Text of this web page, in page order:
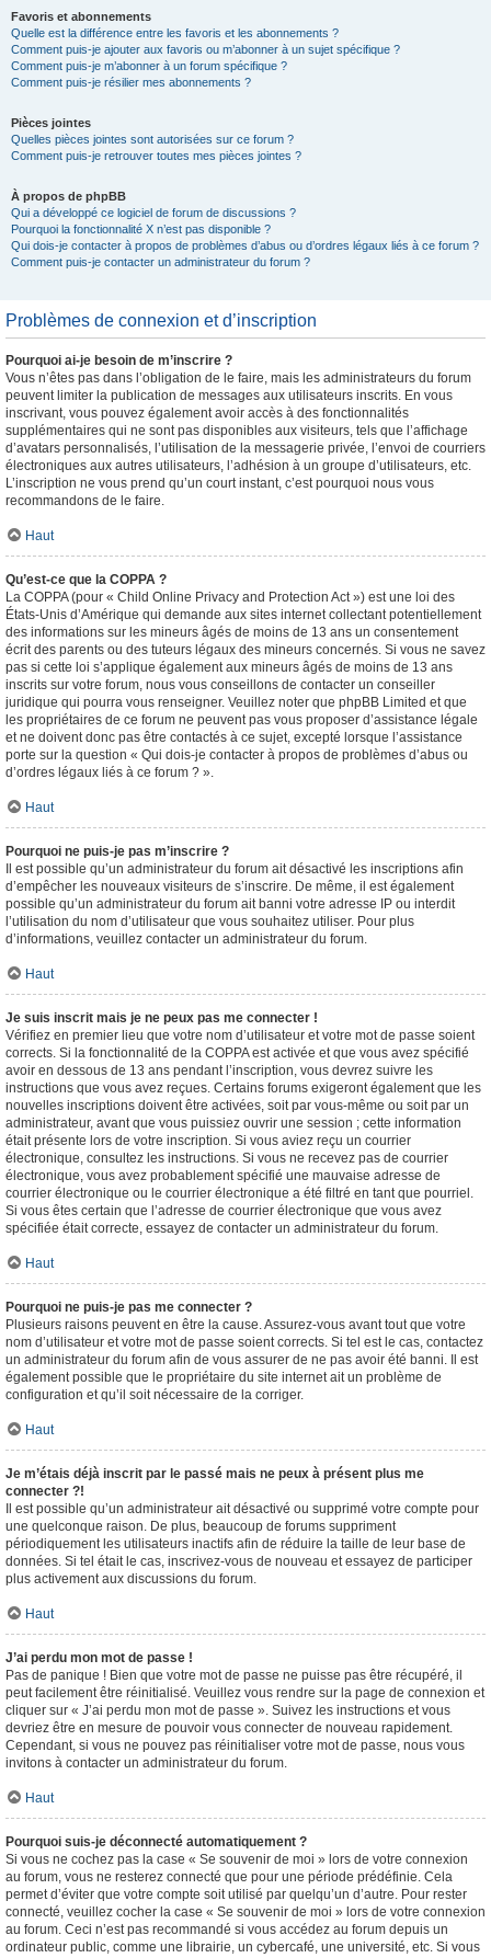
Favoris et abonnements
Quelle est la différence entre les favoris et les abonnements ?
Comment puis-je ajouter aux favoris ou m’abonner à un sujet spécifique ?
Comment puis-je m’abonner à un forum spécifique ?
Comment puis-je résilier mes abonnements ?
Pièces jointes
Quelles pièces jointes sont autorisées sur ce forum ?
Comment puis-je retrouver toutes mes pièces jointes ?
À propos de phpBB
Qui a développé ce logiciel de forum de discussions ?
Pourquoi la fonctionnalité X n’est pas disponible ?
Qui dois-je contacter à propos de problèmes d’abus ou d’ordres légaux liés à ce forum ?
Comment puis-je contacter un administrateur du forum ?
Problèmes de connexion et d’inscription
Pourquoi ai-je besoin de m’inscrire ?
Vous n’êtes pas dans l’obligation de le faire, mais les administrateurs du forum
peuvent limiter la publication de messages aux utilisateurs inscrits. En vous
inscrivant, vous pouvez également avoir accès à des fonctionnalités
supplémentaires qui ne sont pas disponibles aux visiteurs, tels que l’affichage
d’avatars personnalisés, l’utilisation de la messagerie privée, l’envoi de courriers
électroniques aux autres utilisateurs, l’adhésion à un groupe d’utilisateurs, etc.
L’inscription ne vous prend qu’un court instant, c’est pourquoi nous vous
recommandons de le faire.
Haut
Qu’est-ce que la COPPA ?
La COPPA (pour « Child Online Privacy and Protection Act ») est une loi des
États-Unis d’Amérique qui demande aux sites internet collectant potentiellement
des informations sur les mineurs âgés de moins de 13 ans un consentement
écrit des parents ou des tuteurs légaux des mineurs concernés. Si vous ne savez
pas si cette loi s’applique également aux mineurs âgés de moins de 13 ans
inscrits sur votre forum, nous vous conseillons de contacter un conseiller
juridique qui pourra vous renseigner. Veuillez noter que phpBB Limited et que
les propriétaires de ce forum ne peuvent pas vous proposer d’assistance légale
et ne doivent donc pas être contactés à ce sujet, excepté lorsque l’assistance
porte sur la question « Qui dois-je contacter à propos de problèmes d’abus ou
d’ordres légaux liés à ce forum ? ».
Haut
Pourquoi ne puis-je pas m’inscrire ?
Il est possible qu’un administrateur du forum ait désactivé les inscriptions afin
d’empêcher les nouveaux visiteurs de s’inscrire. De même, il est également
possible qu’un administrateur du forum ait banni votre adresse IP ou interdit
l’utilisation du nom d’utilisateur que vous souhaitez utiliser. Pour plus
d’informations, veuillez contacter un administrateur du forum.
Haut
Je suis inscrit mais je ne peux pas me connecter !
Vérifiez en premier lieu que votre nom d’utilisateur et votre mot de passe soient
corrects. Si la fonctionnalité de la COPPA est activée et que vous avez spécifié
avoir en dessous de 13 ans pendant l’inscription, vous devrez suivre les
instructions que vous avez reçues. Certains forums exigeront également que les
nouvelles inscriptions doivent être activées, soit par vous-même ou soit par un
administrateur, avant que vous puissiez ouvrir une session ; cette information
était présente lors de votre inscription. Si vous aviez reçu un courrier
électronique, consultez les instructions. Si vous ne recevez pas de courrier
électronique, vous avez probablement spécifié une mauvaise adresse de
courrier électronique ou le courrier électronique a été filtré en tant que pourriel.
Si vous êtes certain que l’adresse de courrier électronique que vous avez
spécifiée était correcte, essayez de contacter un administrateur du forum.
Haut
Pourquoi ne puis-je pas me connecter ?
Plusieurs raisons peuvent en être la cause. Assurez-vous avant tout que votre
nom d’utilisateur et votre mot de passe soient corrects. Si tel est le cas, contactez
un administrateur du forum afin de vous assurer de ne pas avoir été banni. Il est
également possible que le propriétaire du site internet ait un problème de
configuration et qu’il soit nécessaire de la corriger.
Haut
Je m’étais déjà inscrit par le passé mais ne peux à présent plus me
connecter ?!
Il est possible qu’un administrateur ait désactivé ou supprimé votre compte pour
une quelconque raison. De plus, beaucoup de forums suppriment
périodiquement les utilisateurs inactifs afin de réduire la taille de leur base de
données. Si tel était le cas, inscrivez-vous de nouveau et essayez de participer
plus activement aux discussions du forum.
Haut
J’ai perdu mon mot de passe !
Pas de panique ! Bien que votre mot de passe ne puisse pas être récupéré, il
peut facilement être réinitialisé. Veuillez vous rendre sur la page de connexion et
cliquer sur « J’ai perdu mon mot de passe ». Suivez les instructions et vous
devriez être en mesure de pouvoir vous connecter de nouveau rapidement.
Cependant, si vous ne pouvez pas réinitialiser votre mot de passe, nous vous
invitons à contacter un administrateur du forum.
Haut
Pourquoi suis-je déconnecté automatiquement ?
Si vous ne cochez pas la case « Se souvenir de moi » lors de votre connexion
au forum, vous ne resterez connecté que pour une période prédéfinie. Cela
permet d’éviter que votre compte soit utilisé par quelqu’un d’autre. Pour rester
connecté, veuillez cocher la case « Se souvenir de moi » lors de votre connexion
au forum. Ceci n’est pas recommandé si vous accédez au forum depuis un
ordinateur public, comme une librairie, un cybercafé, une université, etc. Si vous